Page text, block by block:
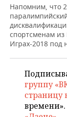
НЕФТЬ
ОПК
ЭНЕРГЕТИКА
ТРАНСПОРТ
УСЛУГИ
IT
МЕДИА
НОВОСТИ
ВЫЕЗДНАЯ
ONLINE-
ОТКРЫТАЯ
СПОРТ
НОВОСТИ
ХОККЕЙ
БАСКЕТБОЛ
ОБЩЕСТВО
ВЛАСТЬ
СЮЖЕТЫ
СПРАВОЧНИК
Напомним, что
спортсменам из
Играх-2018 под
группу
страницу